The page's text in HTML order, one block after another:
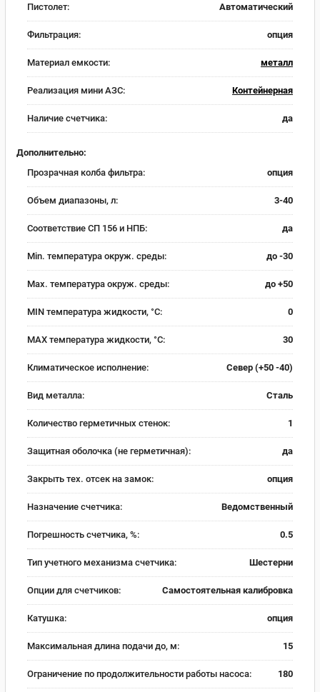
Пистолет: Автоматический
Фильтрация: опция
Материал емкости: металл
Реализация мини АЗС: Контейнерная
Наличие счетчика: да
Дополнительно:
Прозрачная колба фильтра:
опция
Объем диапазоны, л: 3-40
Соответствие СП 156 и НПБ: да
Min. температура окруж. среды: до -30
Max. температура окруж. среды: до +50
MIN температура жидкости, °C: 0
MAX температура жидкости, °C: 30
Климатическое исполнение: Север (+50 -40)
Вид металла: Сталь
Количество герметичных стенок: 1
Защитная оболочка (не герметичная): да
Закрыть тех. отсек на замок: опция
Назначение счетчика: Ведомственный
Погрешность счетчика, %: 0.5
Тип учетного механизма счетчика: Шестерни
Опции для счетчиков: Самостоятельная калибровка
Катушка: опция
Максимальная длина подачи до, м: 15
Ограничение по продолжительности работы насоса: 180